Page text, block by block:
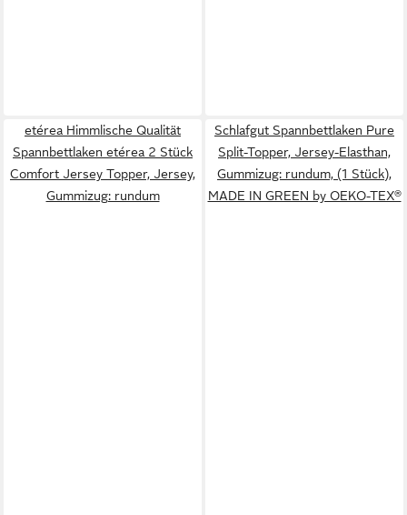
etérea Himmlische Qualität
Spannbettlaken etérea 2 Stück
Comfort Jersey Topper, Jersey,
Gummizug: rundum
Schlafgut Spannbettlaken Pure
Split-Topper, Jersey-Elasthan,
Gummizug: rundum, (1 Stück),
MADE IN GREEN by OEKO-TEX®